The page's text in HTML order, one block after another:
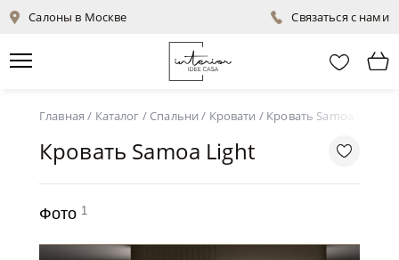
Салоны в Москве Связаться с нами
Главная / Каталог / Спальни / Кровати / Кровать Samoa Light
Кровать Samoa Light
Фото 1